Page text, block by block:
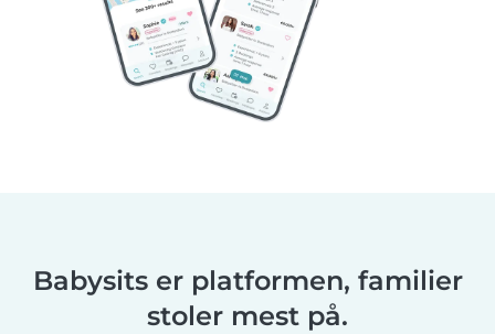
Babysits er platformen, familier
stoler mest på.